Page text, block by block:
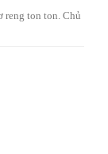
reng ton ton. Chủ